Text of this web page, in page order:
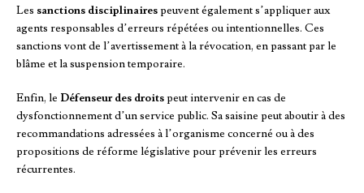
Les sanctions disciplinairespeuvent également s’appliquer aux
agents responsables d’erreurs répétées ou intentionnelles. Ces
sanctions vont de l’avertissement à la révocation, en passant par le
blâme et la suspension temporaire.
Enfin, le Défenseur des droitspeut intervenir en cas de
dysfonctionnement d’un service public. Sa saisine peut aboutir à des
recommandations adressées à l’organisme concerné ou à des
propositions de réforme législative pour prévenir les erreurs
récurrentes.